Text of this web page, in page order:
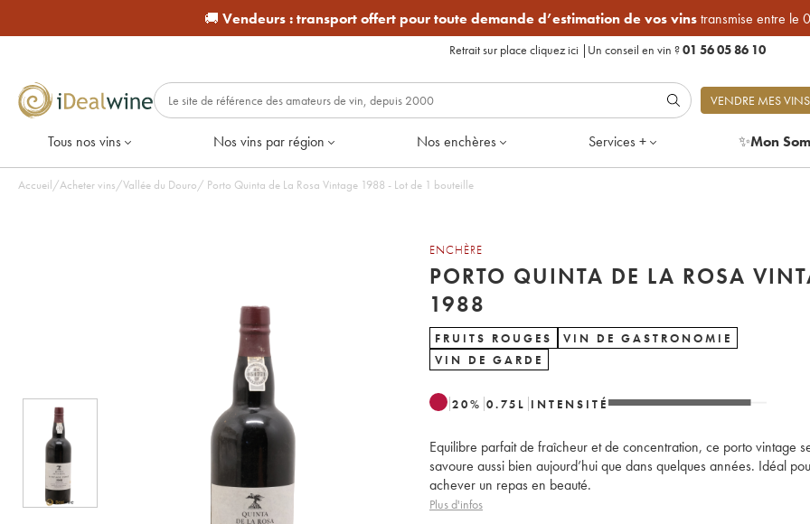
🚚 Vendeurs :transport offert pour toute demande d’estimation de vos vinstransmise entre le
Retrait sur place cliquez ici | Un conseil en vin ?01 56 05 86 10
VENDRE MES VINS
Tous nos vins Nos vins par région Nos enchères Services + ✨Mon
Accueil/Acheter vins/Vallée du Douro/ Porto Quinta de La Rosa Vintage 1988 - Lot de 1 bouteille
ENCHÈRE
PORTO QUINTA DE LA ROSA
1988
FRUITS ROUGES
VIN DE GASTRONOMIE
VIN DE GARDE
20% 0.75 L INTENSITÉ
Equilibre parfait de fraîcheur et de concentration, ce porto vintage
savoure aussi bien aujourd’hui que dans quelques années. Idéal
achever un repas en beauté.
Plus d'infos